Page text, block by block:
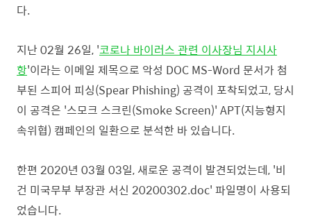
다.
지난 02월 26일, '코로나 바이러스 관련 이사장님 지시사
항'이라는 이메일 제목으로 악성 DOC MS-Word 문서가 첨
부된 스피어 피싱(Spear Phishing) 공격이 포착되었고, 당시
이 공격은 '스모크 스크린(Smoke Screen)' APT(지능형지
속위협) 캠페인의 일환으로 분석한 바 있습니다.
한편 2020년 03월 03일, 새로운 공격이 발견되었는데, '비
건 미국무부 부장관 서신 20200302.doc' 파일명이 사용되
었습니다.